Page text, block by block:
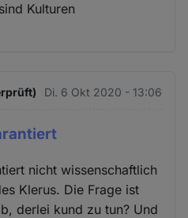
Kulturen
Di. 6 Okt 2020 - 13:06
nicht wissenschaftlich
Klerus. Die Frage ist
derlei kund zu tun? Und